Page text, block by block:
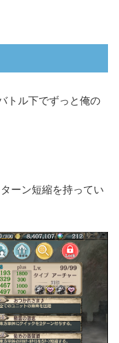
トル下でずっと俺の
ーン短縮を持ってい